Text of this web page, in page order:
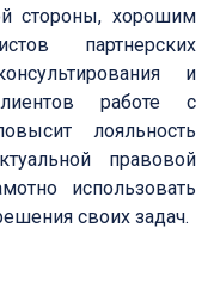
стороны, хорошим
партнерских
и
работе с
лояльность
правовой
использовать
своих задач.